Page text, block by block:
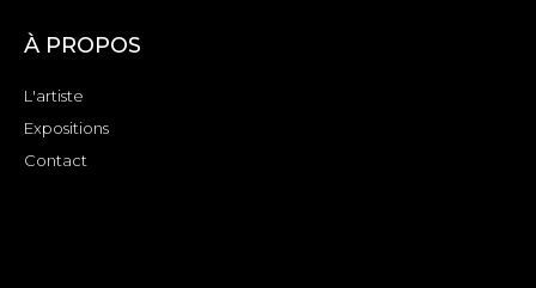
À PROPOS
L'artiste
Expositions
Contact